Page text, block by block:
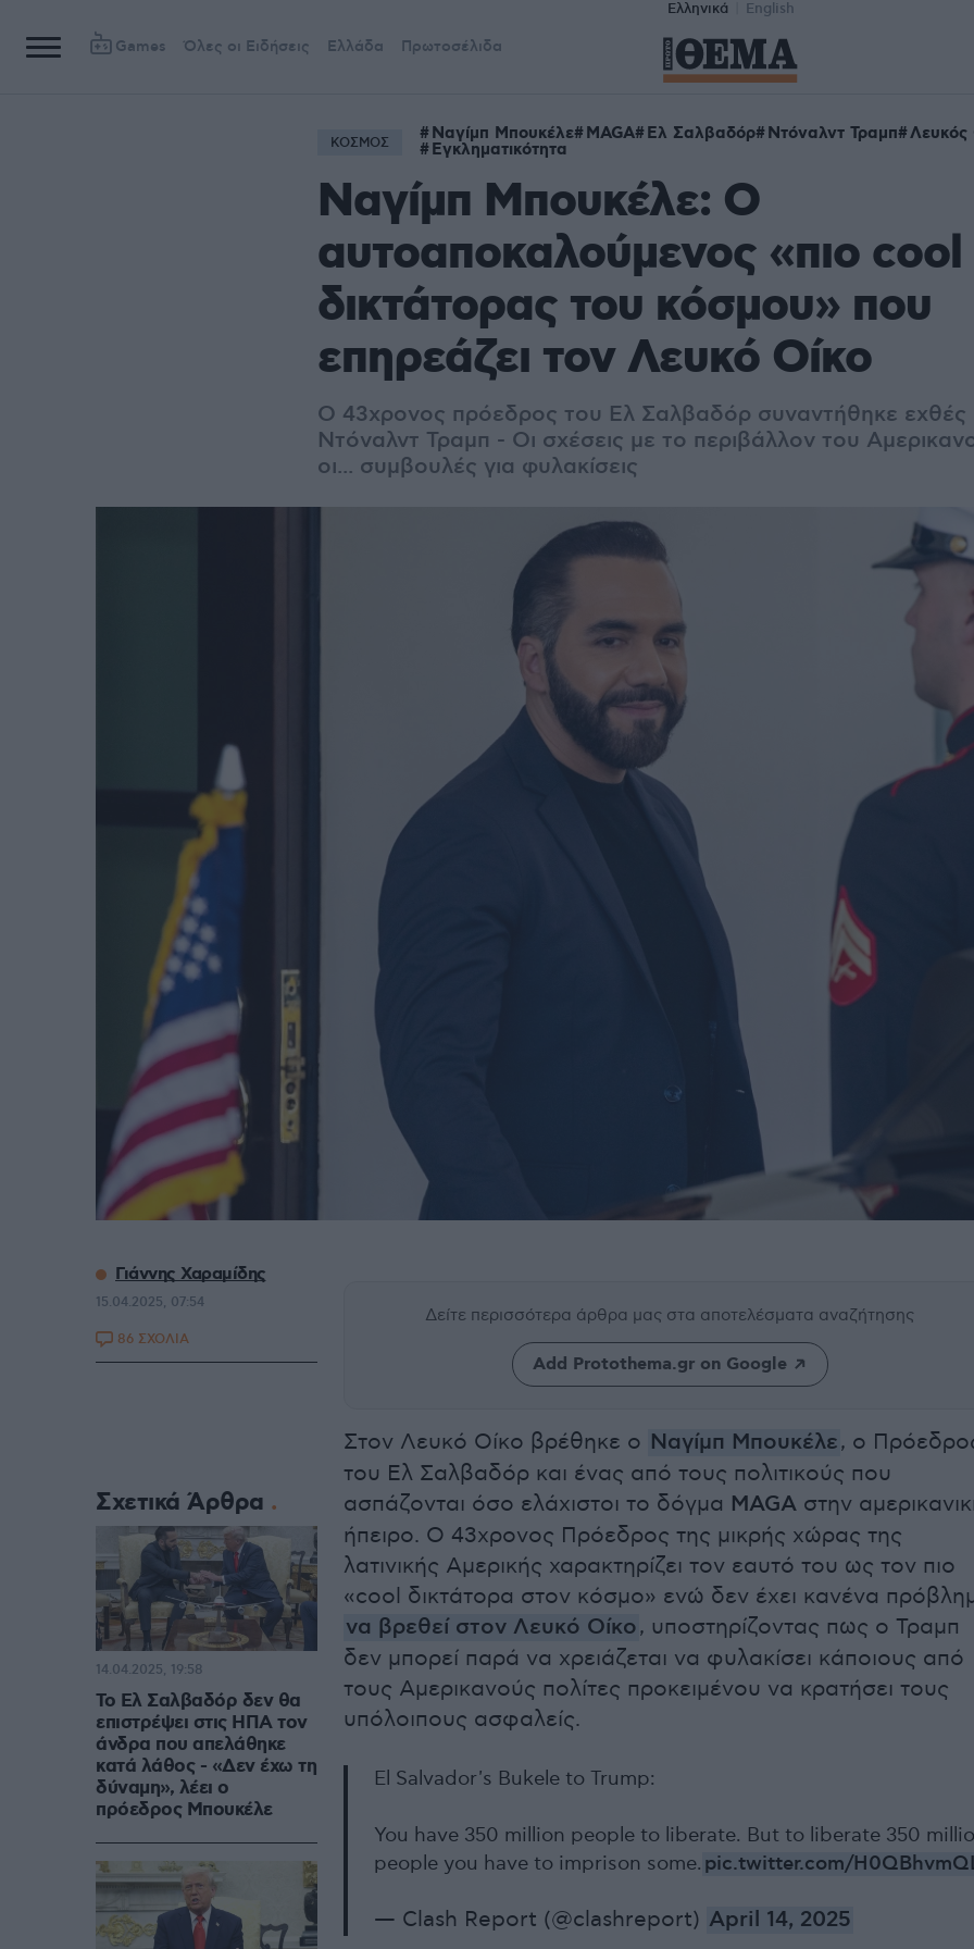
Ελληνικά English
Games Όλες οι Ειδήσεις Ελλάδα Πρωτοσέλιδα
ΚΟΣΜΟΣ Ναγίμπ Μπουκέλε MAGA Ελ Σαλβαδόρ Ντόναλντ Τραμπ Λευκός
Εγκληματικότητα
Ναγίμπ Μπουκέλε: Ο
αυτοαποκαλούμενος «πιο cool
δικτάτορας του κόσμου» που
επηρεάζει τον Λευκό Οίκο
Ο 43χρονος πρόεδρος του Ελ Σαλβαδόρ συναντήθηκε εχθές
Ντόναλντ Τραμπ - Οι σχέσεις με το περιβάλλον του
οι... συμβουλές για φυλακίσεις
Δείτε περισσότερα άρθρα μας στα αποτελέσματα αναζήτησης
Add Protothema.gr on Google
Στον Λευκό Οίκο βρέθηκε ο Ναγίμπ Μπουκέλε, ο
του Ελ Σαλβαδόρ και ένας από τους πολιτικούς που
ασπάζονται όσο ελάχιστοι το δόγμα MAGA στην
ήπειρο. Ο 43χρονος Πρόεδρος της μικρής χώρας της
λατινικής Αμερικής χαρακτηρίζει τον εαυτό του ως τον πιο
«cool δικτάτορα στον κόσμο» ενώ δεν έχει κανένα
να βρεθεί στον Λευκό Οίκο, υποστηρίζοντας πως ο Τραμπ
δεν μπορεί παρά να χρειάζεται να φυλακίσει κάποιους από
τους Αμερικανούς πολίτες προκειμένου να κρατήσει τους
υπόλοιπους ασφαλείς.
El Salvador's Bukele to Trump:
You have 350 million people to liberate. But to liberate 350
people you have to imprison some. pic.twitter.com/
— Clash Report (@clashreport) April 14, 2025
Γιάννης Χαραμίδης
15.04.2025, 07:54
86 ΣΧΟΛΙΑ
Σχετικά Άρθρα
Το Ελ Σαλβαδόρ δεν θα
επιστρέψει στις ΗΠΑ τον
άνδρα που απελάθηκε
κατά λάθος - «Δεν έχω τη
δύναμη», λέει ο
πρόεδρος Μπουκέλε
14.04.2025, 19:58